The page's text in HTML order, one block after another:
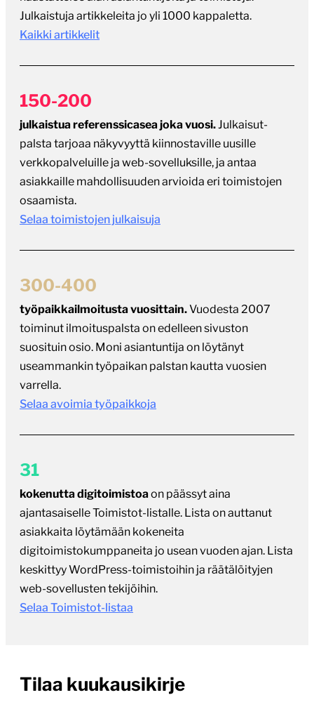
Julkaistuja artikkeleita jo yli 1000 kappaletta.
Kaikki artikkelit
150-200
julkaistua referenssicasea joka vuosi.Julkaisut-
palsta tarjoaa näkyvyyttä kiinnostaville uusille
verkkopalveluille ja web-sovelluksille, ja antaa
asiakkaille mahdollisuuden arvioida eri toimistojen
osaamista.
Selaa toimistojen julkaisuja
300-400
työpaikkailmoitusta vuosittain.Vuodesta 2007
toiminut ilmoituspalsta on edelleen sivuston
suosituin osio. Moni asiantuntija on löytänyt
useammankin työpaikan palstan kautta vuosien
varrella.
Selaa avoimia työpaikkoja
31
kokenutta digitoimistoaon päässyt aina
ajantasaiselle Toimistot-listalle. Lista on auttanut
asiakkaita löytämään kokeneita
digitoimistokumppaneita jo usean vuoden ajan. Lista
keskittyy WordPress-toimistoihin ja räätälöityjen
web-sovellusten tekijöihin.
Selaa Toimistot-listaa
Tilaa kuukausikirje